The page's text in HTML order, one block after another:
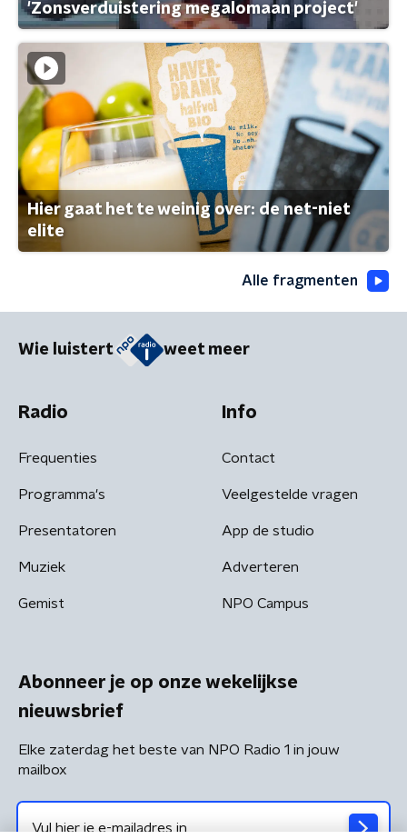
'Zonsverduistering megalomaan project'
Hier gaat het te weinig over: de net-niet
elite
Alle fragmenten
Wie luistert weet meer
Radio
Frequenties
Programma's
Presentatoren
Muziek
Gemist
Info
Contact
Veelgestelde vragen
App de studio
Adverteren
NPO Campus
Abonneer je op onze wekelijkse
nieuwsbrief
Elke zaterdag het beste van NPO Radio 1 in jouw
mailbox